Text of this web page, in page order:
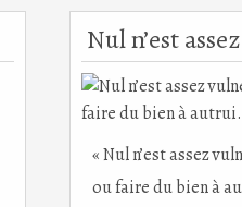
« Nul n’est assez
ou faire du bien à